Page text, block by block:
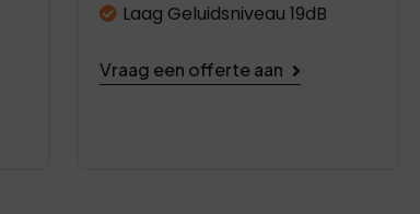
Laag Geluidsniveau 19dB
Vraag een offerte aan